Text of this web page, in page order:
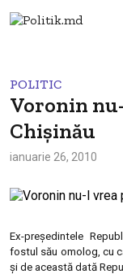
POLITIC
Voronin
Chişinău
ianuarie 26, 2010
Ex-preşedintele
fostul său omolog, cu
şi de această dată